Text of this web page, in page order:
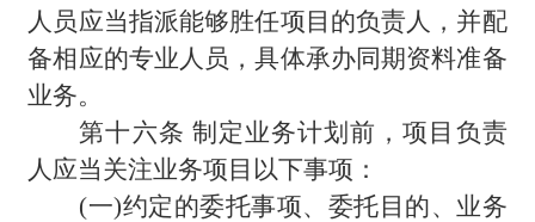
人员应当指派能够胜任项目的负责人，并配
备相应的专业人员，具体承办同期资料准备
业务。
第十六条 制定业务计划前，项目负责
人应当关注业务项目以下事项：
(一)约定的委托事项、委托目的、业务